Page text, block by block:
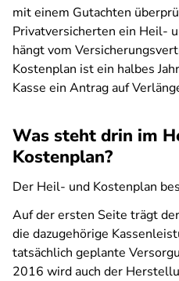
mit einem Gutachten
Privatversicherten ein Heil-
hängt vom
Kostenplan ist ein halbes
Kasse ein Antrag auf
Was steht drin im
Kostenplan?
Der Heil- und Kostenplan
Auf der ersten Seite trägt
die dazugehörige
tatsächlich geplante
2016 wird auch der